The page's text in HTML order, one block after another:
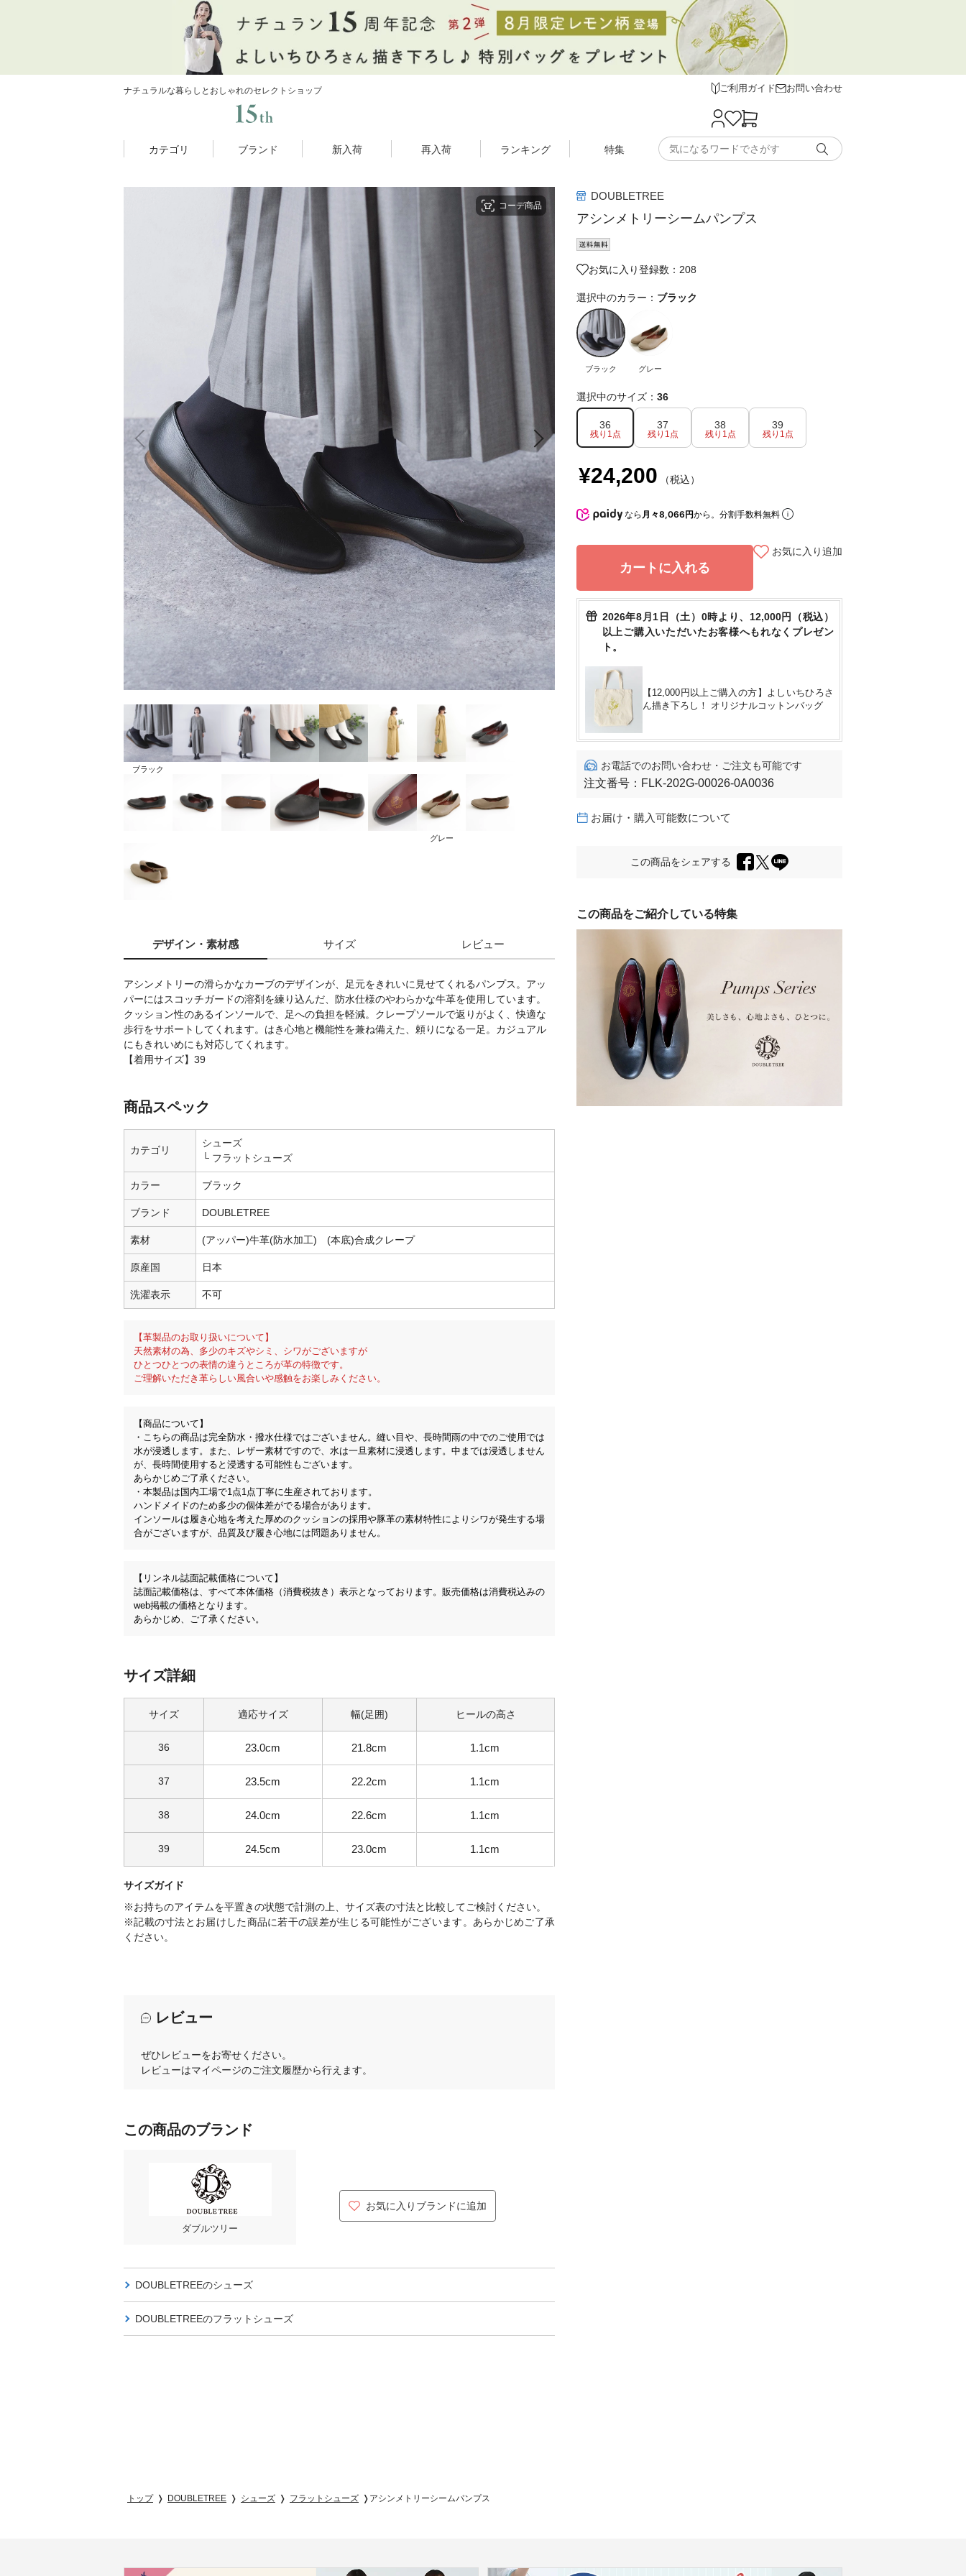
ナチュラルな暮らしとおしゃれのセレクトショップ ご利用ガイド お問い合わせ
カテゴリ ブランド 新入荷 再入荷 ランキング 特集
コーデ商品
ブラック
グレー
DOUBLETREE
アシンメトリーシームパンプス
お気に入り登録数：208
選択中のカラー： ブラック
ブラック グレー
選択中のサイズ： 36
36
残り1点
37
残り1点
38
残り1点
39
残り1点
¥24,200 （税込）
なら 月々8,066円から。分割手数料無料
カートに入れる
お気に入り追加
2026年8月1日（土）0時より、12,000円（税込）
以上ご購入いただいたお客様へもれなくプレゼン
ト。
【12,000円以上ご購入の方】よしいちひろさ
ん描き下ろし！ オリジナルコットンバッグ
お電話でのお問い合わせ・ご注文も可能です
注文番号： FLK-202G-00026-0A0036
お届け・購入可能数について
この商品をシェアする
この商品をご紹介している特集
デザイン ・素材感 サイズ レビュー
アシンメトリーの滑らかなカーブのデザインが、足元をきれいに見せてくれるパンプス。アッ
パーにはスコッチガードの溶剤を練り込んだ、防水仕様のやわらかな牛革を使用しています。
クッション性のあるインソールで、足への負担を軽減。クレープソールで返りがよく、快適な
歩行をサポートしてくれます。はき心地と機能性を兼ね備えた、頼りになる一足。カジュアル
にもきれいめにも対応してくれます。
【着用サイズ】39
商品スペック
カテゴリ
シューズ
フラットシューズ
カラー ブラック
ブランド DOUBLETREE
素材 (アッパー)牛革(防水加工) (本底)合成クレープ
原産国 日本
洗濯表示 不可
【革製品のお取り扱いについて】
天然素材の為、多少のキズやシミ、シワがございますが
ひとつひとつの表情の違うところが革の特徴です。
ご理解いただき革らしい風合いや感触をお楽しみください。
【商品について】
・こちらの商品は完全防水・撥水仕様ではございません。縫い目や、長時間雨の中でのご使用では
水が浸透します。また、レザー素材ですので、水は一旦素材に浸透します。中までは浸透しません
が、長時間使用すると浸透する可能性もございます。
あらかじめご了承ください。
・本製品は国内工場で1点1点丁寧に生産されております。
ハンドメイドのため多少の個体差がでる場合があります。
インソールは履き心地を考えた厚めのクッションの採用や豚革の素材特性によりシワが発生する場
合がございますが、品質及び履き心地には問題ありません。
【リンネル誌面記載価格について】
誌面記載価格は、すべて本体価格（消費税抜き）表示となっております。販売価格は消費税込みの
web掲載の価格となります。
あらかじめ、ご了承ください。
サイズ詳細
サイズ 適応サイズ 幅(足囲) ヒールの高さ
36 23.0cm 21.8cm 1.1cm
37 23.5cm 22.2cm 1.1cm
38 24.0cm 22.6cm 1.1cm
39 24.5cm 23.0cm 1.1cm
サイズガイド
※お持ちのアイテムを平置きの状態で計測の上、サイズ表の寸法と比較してご検討ください。
※記載の寸法とお届けした商品に若干の誤差が生じる可能性がございます。あらかじめご了承
ください。
レビュー
ぜひレビューをお寄せください。
レビューはマイページのご注文履歴から行えます。
この商品のブランド
ダブルツリー
お気に入りブランドに追加
DOUBLETREEのシューズ
DOUBLETREEのフラットシューズ
トップ DOUBLETREE シューズ フラットシューズ アシンメトリーシームパンプス